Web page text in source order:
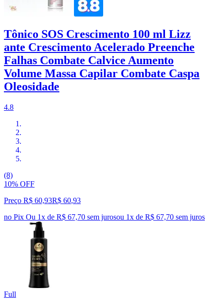
Tônico SOS Crescimento 100 ml Lizz
ante Crescimento Acelerado Preenche
Falhas Combate Calvice Aumento
Volume Massa Capilar Combate Caspa
Oleosidade
4.8
(8)
10% OFF
Preço R$ 60,93R$ 60,93
no Pix Ou 1x de R$ 67,70 sem jurosou 1x de R$ 67,70 sem juros
Full